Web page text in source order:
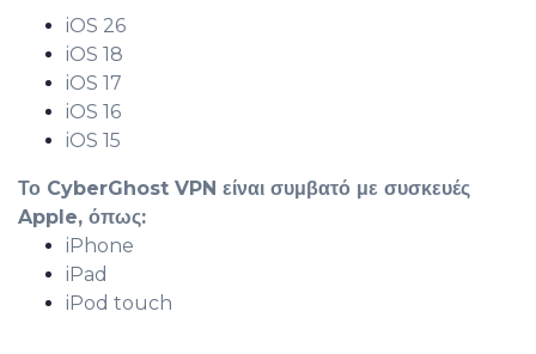
iOS 26
iOS 18
iOS 17
iOS 16
iOS 15
Το CyberGhost VPN είναι συμβατό με συσκευές
Apple, όπως:
iPhone
iPad
iPod touch